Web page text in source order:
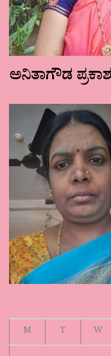
ಅನಿತಾಗೌಡ
M
T W